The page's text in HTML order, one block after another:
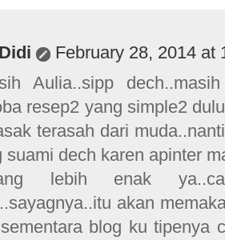
February 28, 2014 at
Aulia..sipp
resep2 yang simple2
terasah dari
suami dech karen apinter
lebih enak
akan
blog ku tipenya